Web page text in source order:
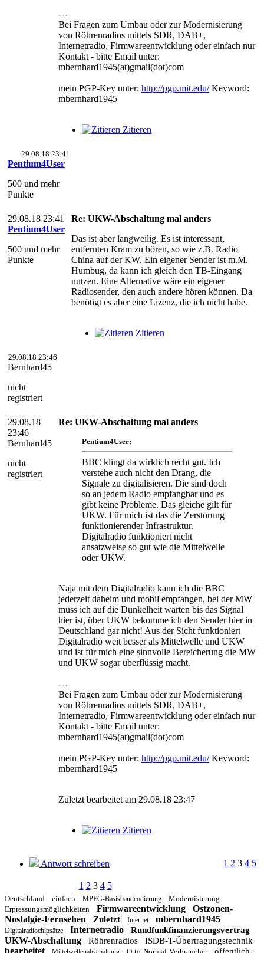
---
Bei Fragen zum Umbau oder zur Modernisierung
von Röhrenradios mittels SDR, DAB+,
Internetradio, Firmwareentwicklung oder einfach nur
Kontakt - bitte Email unter:
mbernhard1945(at)gmail(dot)com
mein PGP-Key unter: http://pgp.mit.edu/Keyword:
mbernhard1945
Zitieren
29.08.18 23:41
Pentium4User
500 und mehr
Punkte
29.08.18 23:41
Pentium4User
500 und mehr
Punkte
Re: UKW-Abschaltung mal anders
Das ist aber langweilig. Es ist interessant,
entfernten Kram zu hören, so wie z.B. Radio
China auf der KW. Ein eigener Sender ist m.M.
Humbug, da kann ich gleich den TB-Eingang
nutzen. Eine Alternative wäre ein eigener
Radiosender, den auch andere hören können. Da
benötigt es aber eine Lizenz, die ich nicht habe.
Zitieren
29.08.18 23:46
Bernhard45
nicht
registriert
29.08.18
23:46
Bernhard45
nicht
registriert
Re: UKW-Abschaltung mal anders
Pentium4User:
BBC klingt da wirklich recht gut. Ich
verstehe auch nicht den Drang, die
Signale zu digitalisieren. Die sind doch
so an jedem Radio empfangbar und es
gibt keine Probleme. Das gleiche gilt für
UKW. Für mich ist das die Zerstörung
funktionierender Infrastruktur.
Digitalradio funktioniert nicht
ansatzweise so gut wie die Mittelwelle
oder UKW.
Naja mit dem Digitalradio kann ich die BBC
jederzeit daheim und mobil empfangen, bei der MW
muss ich auf die Dunkelheit warten bis das Signal
hier ist, über UKW bekomme ich den Sender hier in
Deutschland gar nicht! Aus der Sicht funktioniert
Digitalradio weit besser als Mittelwelle und UKW
und ist für mich eine sinnvolle Bereicherung die MW
und UKW sogar überflüssig macht.
---
Bei Fragen zum Umbau oder zur Modernisierung
von Röhrenradios mittels SDR, DAB+,
Internetradio, Firmwareentwicklung oder einfach nur
Kontakt - bitte Email unter:
mbernhard1945(at)gmail(dot)com
mein PGP-Key unter: http://pgp.mit.edu/Keyword:
mbernhard1945
Zuletzt bearbeitet am 29.08.18 23:47
Zitieren
Antwort schreiben 1 2 3 4 5
1 2 3 4 5
Deutschland einfach MPEG-Basisbandcodierung
Modernisierung
Erpressungsmöglichkeiten
Firmwareentwicklung
Ostzonen-
Nostalgie-Fernsehen
Zuletzt Internet mbernhard1945
Digitalradiochipsätze Internetradio Rundfunkfinanzierungsvertrag
UKW-Abschaltung Röhrenradios ISDB-T-Übertragungstechnik
bearbeitet